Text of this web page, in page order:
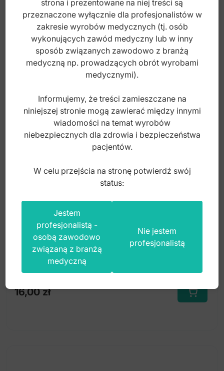
190,00zł
brutto
Łyżka wyciskowa perforowana aluminiowa
dolna
Index: DI.950.010
16,00zł
strona i prezentowane na niej treści są
przeznaczone wyłącznie dla profesjonalistów w
zakresie wyrobów medycznych (tj. osób
wykonujących zawód medyczny lub w inny
sposób związanych zawodowo z branżą
medyczną np. prowadzących obrót wyrobami
medycznymi).
Informujemy, że treści zamieszczane na
niniejszej stronie mogą zawierać między innymi
wiadomości na temat wyrobów
niebezpiecznych dla zdrowia i bezpieczeństwa
pacjentów.
W celu przejścia na stronę potwierdź swój
status:
Jestem
profesjonalistą -
osobą zawodowo
związaną z branżą
medyczną
Nie jestem
profesjonalistą